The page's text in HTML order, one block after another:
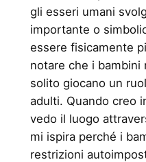
gli esseri umani
importante o
essere fisicamente
notare che i bambini
solito giocano un
adulti. Quando creo
vedo il luogo
mi ispira perché i
restrizioni